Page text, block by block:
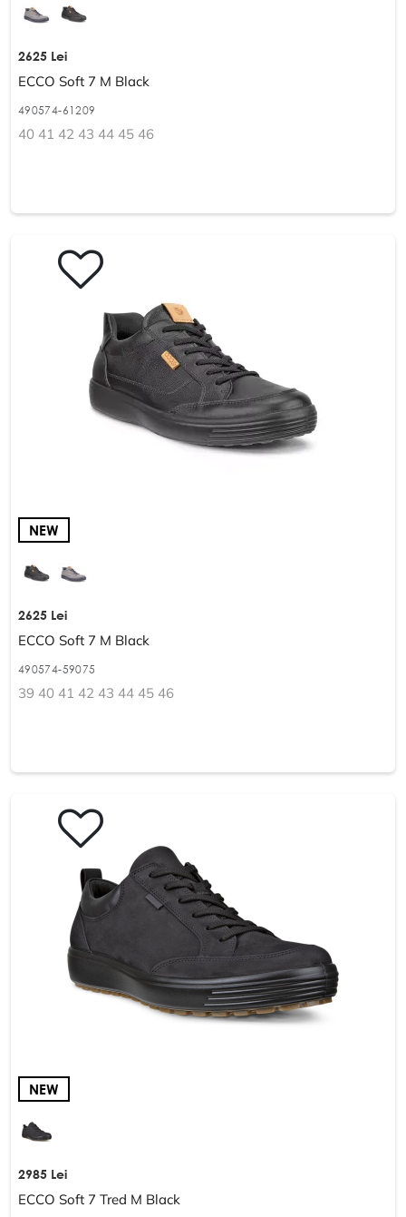
2625 Lei
ECCO Soft 7 M Black
490574-61209
40 41 42 43 44 45 46
NEW
2625 Lei
ECCO Soft 7 M Black
490574-59075
39 40 41 42 43 44 45 46
NEW
2985 Lei
ECCO Soft 7 Tred M Black